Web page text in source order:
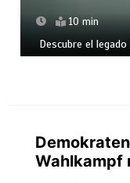
10 min
Descubre el
Wahlkampf